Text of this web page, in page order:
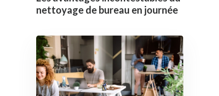
nettoyage de bureau en journée